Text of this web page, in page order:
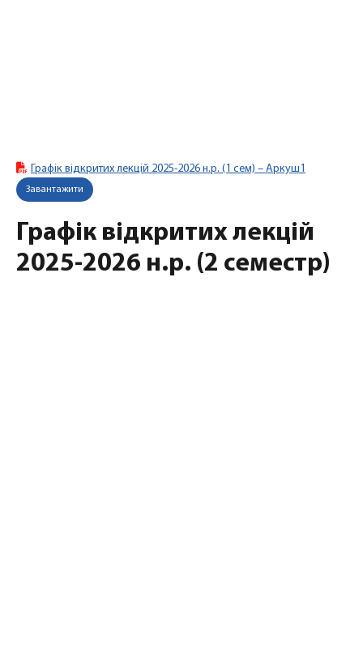
Графік відкритих лекцій 2025-2026 н.р. (1 сем) – Аркуш1
Завантажити
Графік відкритих лекцій
2025-2026 н.р. (2 семестр)